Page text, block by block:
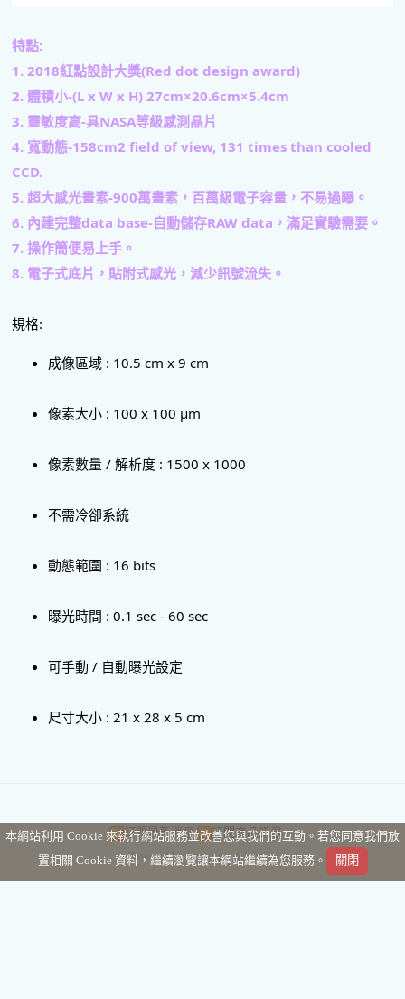
特點:
1. 2018紅點設計大獎(Red dot design award)
2. 體積小-(L x W x H) 27cm×20.6cm×5.4cm
3. 靈敏度高-具NASA等級感測晶片
4. 寬動態-158cm2 field of view, 131 times than cooled
CCD.
5. 超大感光畫素-900萬畫素，百萬級電子容量，不易過曝。
6. 內建完整data base-自動儲存RAW data，滿足實驗需要。
7. 操作簡便易上手。
8. 電子式底片，貼附式感光，減少訊號流失。
規格:
成像區域 : 10.5 cm x 9 cm
像素大小 : 100 x 100 μm
像素數量 / 解析度 : 1500 x 1000
不需冷卻系統
動態範圍 : 16 bits
曝光時間 : 0.1 sec - 60 sec
可手動 / 自動曝光設定
尺寸大小 : 21 x 28 x 5 cm
訂閱最新消息
訂閱商品訊息
Powered by hosting.url.com.tw
本網站利用 Cookie 來執行網站服務並改善您與我們的互動。若您同意我們放
置相關 Cookie 資料，繼續瀏覽讓本網站繼續為您服務。